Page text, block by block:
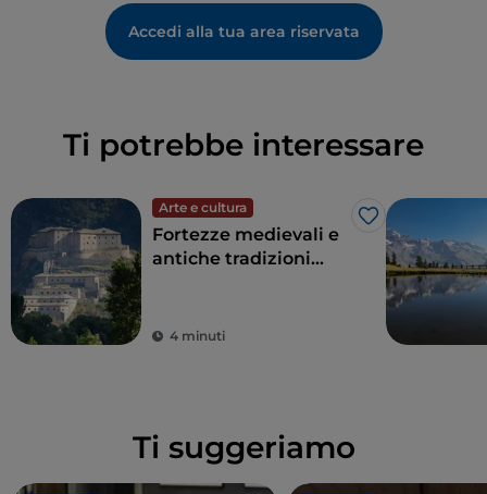
Accedi alla tua area riservata
Ti potrebbe interessare
Arte e cultura
Like
Fortezze medievali e
antiche tradizioni
d’Aosta
4 minuti
Ti suggeriamo